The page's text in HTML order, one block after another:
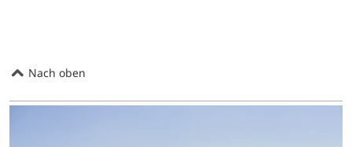
Nach oben